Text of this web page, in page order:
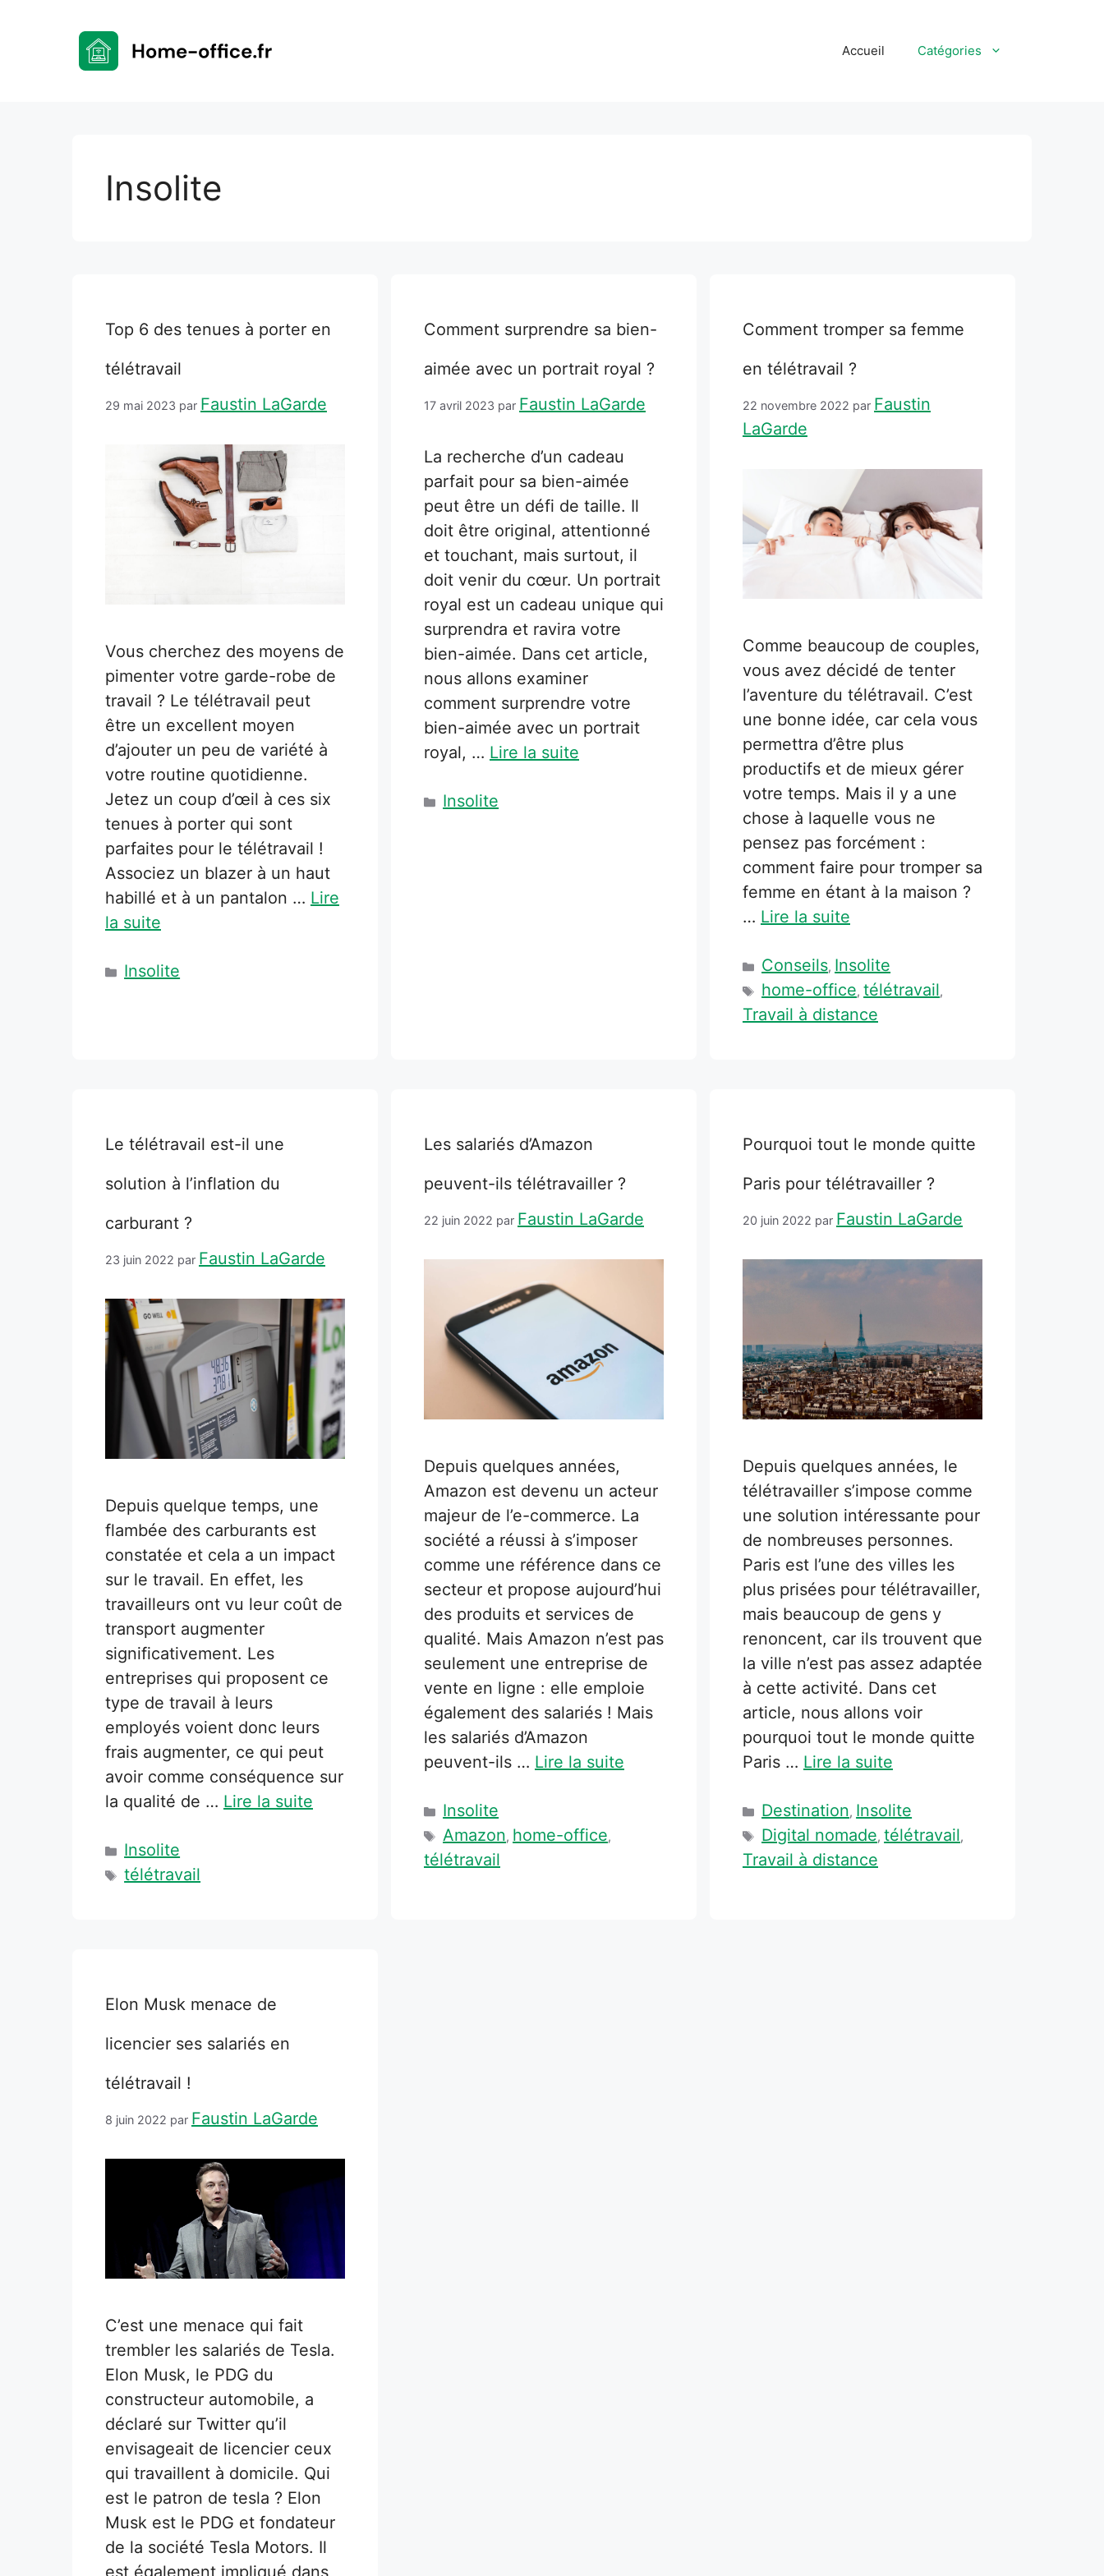
Accueil Catégories
Insolite
Top 6 des tenues à porter en
télétravail
29 mai 2023 par Faustin LaGarde
Vous cherchez des moyens de
pimenter votre garde-robe de
travail ? Le télétravail peut
être un excellent moyen
d’ajouter un peu de variété à
votre routine quotidienne.
Jetez un coup d’œil à ces six
tenues à porter qui sont
parfaites pour le télétravail !
Associez un blazer à un haut
habillé et à un pantalon … Lire
la suite
Catégories
Insolite
Comment surprendre sa bien-
aimée avec un portrait royal ?
17 avril 2023 par Faustin LaGarde
La recherche d’un cadeau
parfait pour sa bien-aimée
peut être un défi de taille. Il
doit être original, attentionné
et touchant, mais surtout, il
doit venir du cœur. Un portrait
royal est un cadeau unique qui
surprendra et ravira votre
bien-aimée. Dans cet article,
nous allons examiner
comment surprendre votre
bien-aimée avec un portrait
royal, … Lire la suite
Catégories
Insolite
Comment tromper sa femme
en télétravail ?
22 novembre 2022 par Faustin
LaGarde
Comme beaucoup de couples,
vous avez décidé de tenter
l’aventure du télétravail. C’est
une bonne idée, car cela vous
permettra d’être plus
productifs et de mieux gérer
votre temps. Mais il y a une
chose à laquelle vous ne
pensez pas forcément :
comment faire pour tromper sa
femme en étant à la maison ?
… Lire la suite
Catégories
Conseils, Insolite
Étiquettes
home-office,télétravail,
Travail à distance
Le télétravail est-il une
solution à l’inflation du
carburant ?
23 juin 2022 par Faustin LaGarde
Depuis quelque temps, une
flambée des carburants est
constatée et cela a un impact
sur le travail. En effet, les
travailleurs ont vu leur coût de
transport augmenter
significativement. Les
entreprises qui proposent ce
type de travail à leurs
employés voient donc leurs
frais augmenter, ce qui peut
avoir comme conséquence sur
la qualité de … Lire la suite
Catégories
Insolite
Étiquettes
télétravail
Les salariés d’Amazon
peuvent-ils télétravailler ?
22 juin 2022 par Faustin LaGarde
Depuis quelques années,
Amazon est devenu un acteur
majeur de l’e-commerce. La
société a réussi à s’imposer
comme une référence dans ce
secteur et propose aujourd’hui
des produits et services de
qualité. Mais Amazon n’est pas
seulement une entreprise de
vente en ligne : elle emploie
également des salariés ! Mais
les salariés d’Amazon
peuvent-ils … Lire la suite
Catégories
Insolite
Étiquettes
Amazon, home-office,
télétravail
Pourquoi tout le monde quitte
Paris pour télétravailler ?
20 juin 2022 par Faustin LaGarde
Depuis quelques années, le
télétravailler s’impose comme
une solution intéressante pour
de nombreuses personnes.
Paris est l’une des villes les
plus prisées pour télétravailler,
mais beaucoup de gens y
renoncent, car ils trouvent que
la ville n’est pas assez adaptée
à cette activité. Dans cet
article, nous allons voir
pourquoi tout le monde quitte
Paris … Lire la suite
Catégories
Destination, Insolite
Étiquettes
Digital nomade,télétravail,
Travail à distance
Elon Musk menace de
licencier ses salariés en
télétravail !
8 juin 2022 par Faustin LaGarde
C’est une menace qui fait
trembler les salariés de Tesla.
Elon Musk, le PDG du
constructeur automobile, a
déclaré sur Twitter qu’il
envisageait de licencier ceux
qui travaillent à domicile. Qui
est le patron de tesla ? Elon
Musk est le PDG et fondateur
de la société Tesla Motors. Il